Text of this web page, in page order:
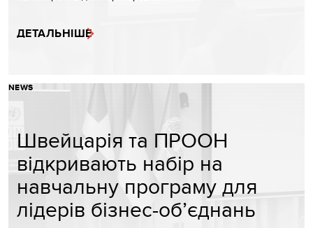
ДЕТАЛЬНІШЕ
NEWS
Швейцарія та ПРООН
відкривають набір на
навчальну програму для
лідерів бізнес-об’єднань